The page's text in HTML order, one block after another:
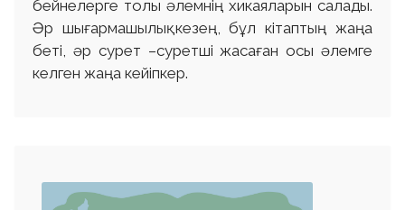
бейнелерге толы әлемнің хикаяларын салады.
Әр шығармашылық кезең, бұл кітаптың жаңа
беті, әр сурет –суретші жасаған осы әлемге
келген жаңа кейіпкер.